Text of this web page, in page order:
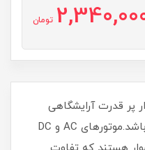
تومان
پر قدرت آرایشگاهی
است که نوع موتور آن AC می باشد.موتورهای AC و DC